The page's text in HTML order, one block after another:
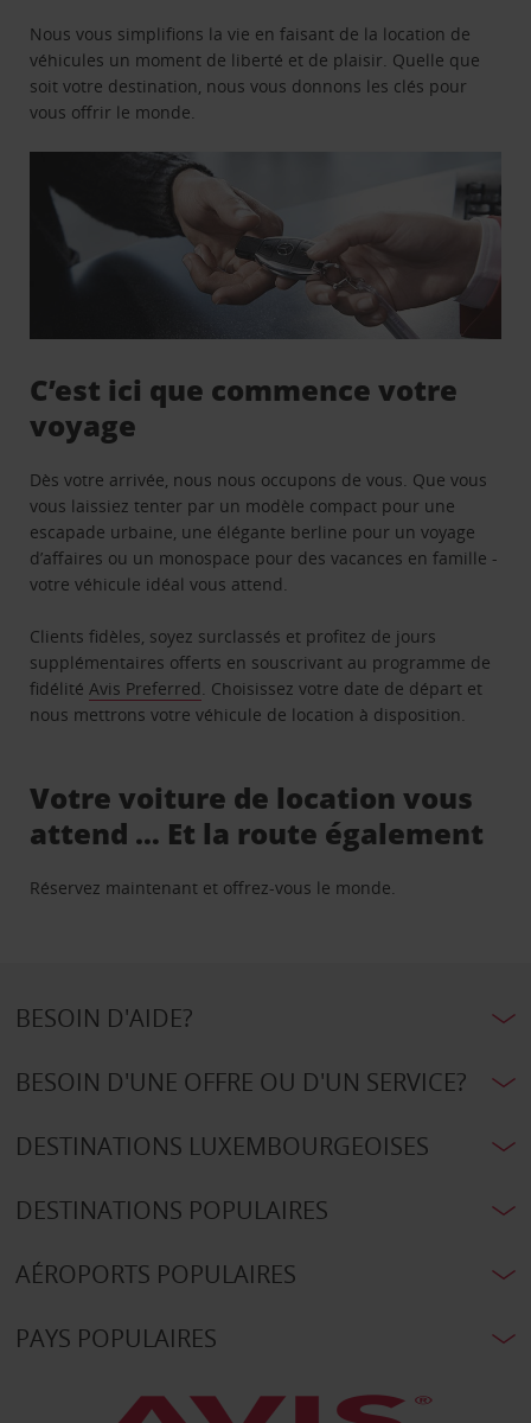
Nous vous simplifions la vie en faisant de la location de
véhicules un moment de liberté et de plaisir. Quelle que
soit votre destination, nous vous donnons les clés pour
vous offrir le monde.
C’est ici que commence votre
voyage
Dès votre arrivée, nous nous occupons de vous. Que vous
vous laissiez tenter par un modèle compact pour une
escapade urbaine, une élégante berline pour un voyage
d’affaires ou un monospace pour des vacances en famille -
votre véhicule idéal vous attend.
Clients fidèles, soyez surclassés et profitez de jours
supplémentaires offerts en souscrivant au programme de
fidélitéAvis Preferred. Choisissez votre date de départ et
nous mettrons votre véhicule de location à disposition.
Votre voiture de location vous
attend … Et la route également
Réservez maintenant et offrez-vous le monde.
BESOIN D'AIDE?
BESOIN D'UNE OFFRE OU D'UN SERVICE?
DESTINATIONS LUXEMBOURGEOISES
DESTINATIONS POPULAIRES
AÉROPORTS POPULAIRES
PAYS POPULAIRES